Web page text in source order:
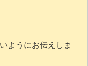
ようにお伝えしま